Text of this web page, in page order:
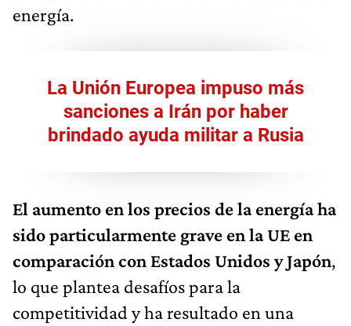
energía.
La Unión Europea impuso más
sanciones a Irán por haber
brindado ayuda militar a Rusia
El aumento en los precios de la energía ha
sido particularmente grave en la UE en
comparación con Estados Unidos y Japón,
lo que plantea desafíos para la
competitividad y ha resultado en una